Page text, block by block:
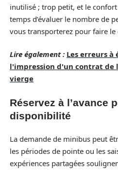
inutilisé ; trop petit, et le
temps d’évaluer le nombre de
vous transporterez pour faire
Lire également : Les erreurs
l'impression d'un contrat de
vierge
Réservez à l’avance
disponibilité
La demande de minibus peut
les périodes de pointe ou les
expériences partagées